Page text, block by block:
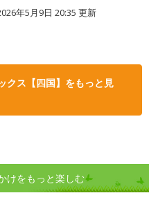
年5月9日 20:35 更新
クス【四国】をもっと見
けをもっと楽しむ